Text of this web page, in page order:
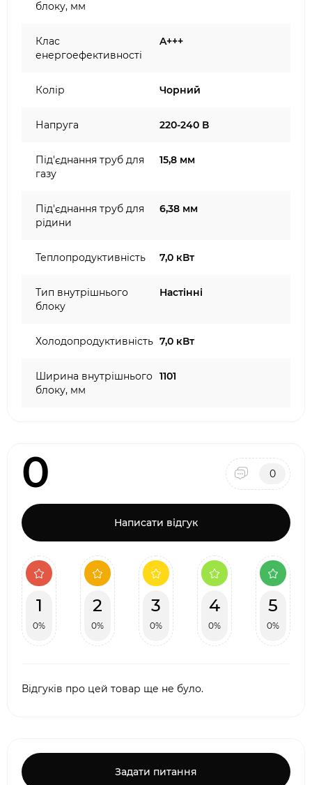
блоку, мм
Клас
енергоефективності
A+++
Колір Чорний
Напруга 220-240 В
Під'єднання труб для
газу
15,8 мм
Під'єднання труб для
рідини
6,38 мм
Теплопродуктивність 7,0 кВт
Тип внутрішнього
блоку
Настінні
Холодопродуктивність 7,0 кВт
Ширина внутрішнього
блоку, мм
1101
0 0
Написати відгук
1
0%
2
0%
3
0%
4
0%
5
0%
Відгуків про цей товар ще не було.
Задати питання